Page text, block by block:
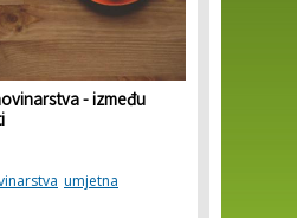
- između
umjetna